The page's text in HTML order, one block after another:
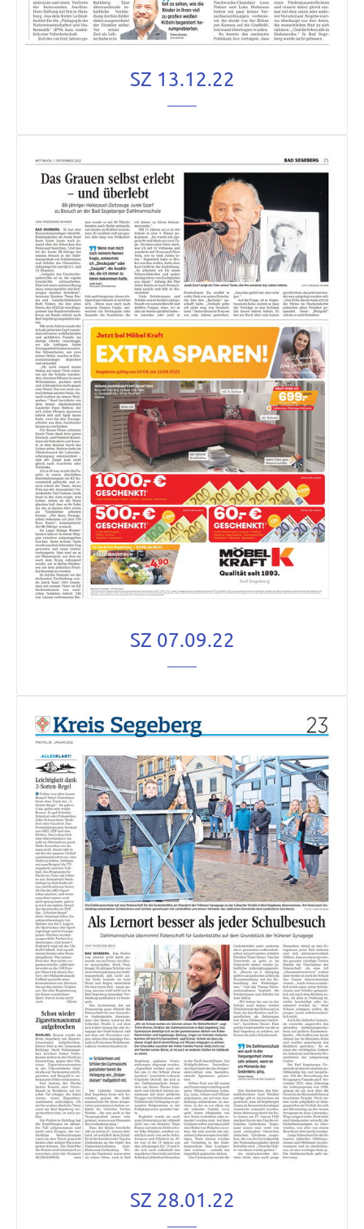
SZ 13.12.22
SZ 07.09.22
SZ 28.01.22